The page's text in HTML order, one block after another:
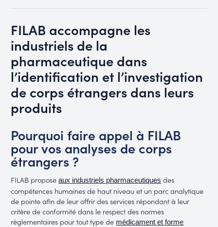
FILAB accompagne les
industriels de la
pharmaceutique dans
l’identification et l’investigation
de corps étrangers dans leurs
produits
Pourquoi faire appel à FILAB
pour vos analyses de corps
étrangers ?
FILAB proposeaux industriels pharmaceutiques des
compétences humaines de haut niveau et un parc analytique
de pointe afin de leur offrir des services répondant à leur
critère de conformité dans le respect des normes
règlementaires pour tout type de médicament et forme